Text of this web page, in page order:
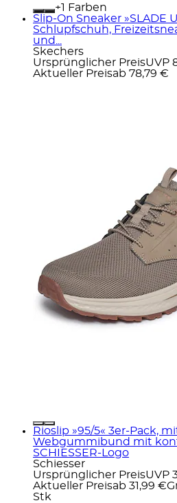
+
Farben
Slip-On Sneaker »SLADE
Schlupfschuh,
und...
Skechers
Ursprünglicher PreisUVP
Aktueller Preisab 78,79 €
Rioslip »95/5« 3er-Pack,
Webgummibund mit
SCHIESSER-Logo
Schiesser
Ursprünglicher PreisUVP
Aktueller Preisab 31,99 €
Stk